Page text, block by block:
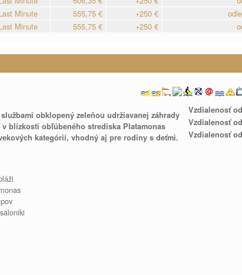
Minute 555,75 € +250 €
Minute 555,75 € +250 €
Vzdialenosť
Vzdialenosť
Vzdialenosť
obklopený zeleňou udržiavanej záhrady
blízkosti obľúbeného strediska Platamonas
kategórií, vhodný aj pre rodiny s deťmi.